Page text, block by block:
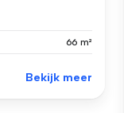
66 m²
Bekijk meer